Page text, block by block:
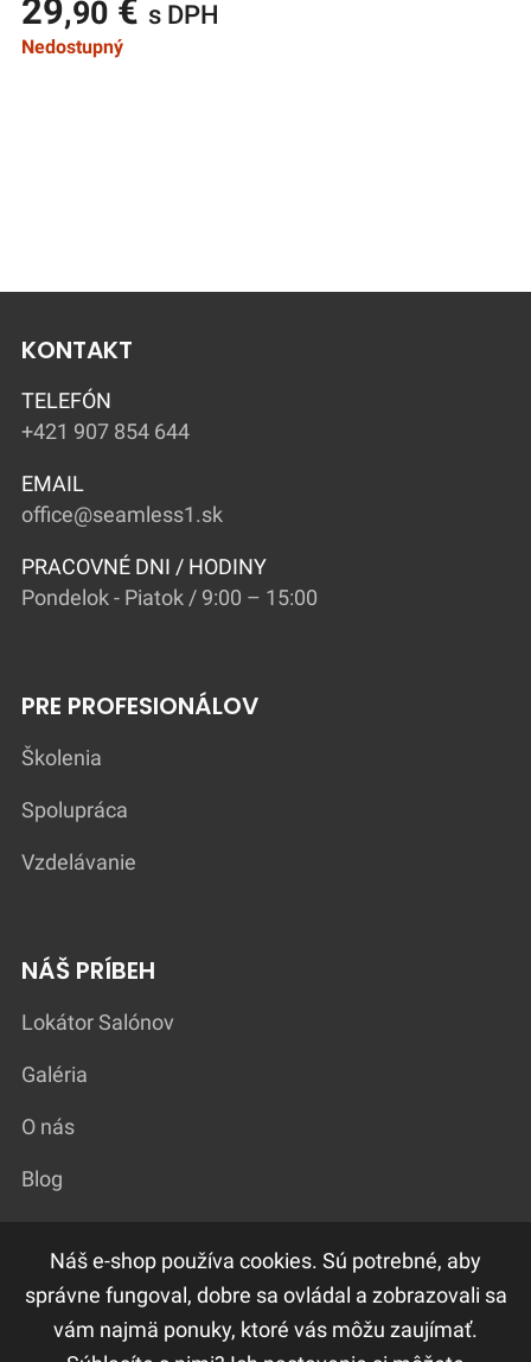
29,90€ s DPH
Nedostupný
KONTAKT
TELEFÓN
+421 907 854 644
EMAIL
office@seamless1.sk
PRACOVNÉ DNI / HODINY
Pondelok - Piatok / 9:00 – 15:00
PRE PROFESIONÁLOV
Školenia
Spolupráca
Vzdelávanie
NÁŠ PRÍBEH
Lokátor Salónov
Galéria
O nás
Blog
DÔLEŽITÉ ODKAZY
F.A.Q
Náš e-shop používa cookies. Sú potrebné, aby
správne fungoval, dobre sa ovládal a zobrazovali sa
vám najmä ponuky, ktoré vás môžu zaujímať.